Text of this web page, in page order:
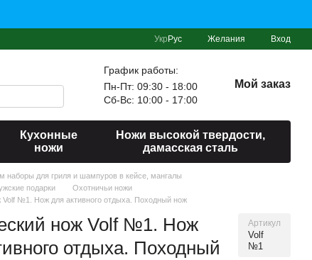
Укр Рус Желания Вход
График работы:
Пн-Пт: 09:30 - 18:00
Сб-Вс: 10:00 - 17:00
Мой заказ
Кухонные
ножи
Ножи высокой твердости,
дамасская сталь
наборы для гриля и шампуров в кейсе, мангалы
подарки
Охотничьи ножи
Volf №1. Нож для активного отдыха. Походный нож
нож Volf №1. Нож
отдыха. Походный
Артикул
Volf
№1